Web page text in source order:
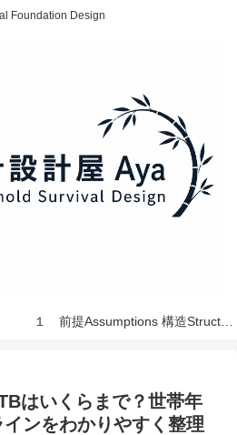
Foundation Design
はいくらまで？世帯年
ンをわかりやすく整理